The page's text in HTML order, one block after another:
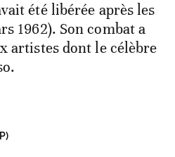
été libérée après les
1962). Son combat a
artistes dont le célèbre